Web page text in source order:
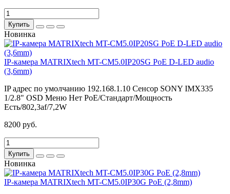
Купить
Новинка
IP-камера MATRIXtech MT-CM5.0IP20SG PoE D-LED audio
(3,6mm)
IP адрес по умолчанию 192.168.1.10 Сенсор SONY IMX335
1/2.8" OSD Меню Нет PoE/Стандарт/Мощность
Есть/802,3af/7,2W
8200 руб.
Купить
Новинка
IP-камера MATRIXtech MT-CM5.0IP30G PoE (2,8mm)